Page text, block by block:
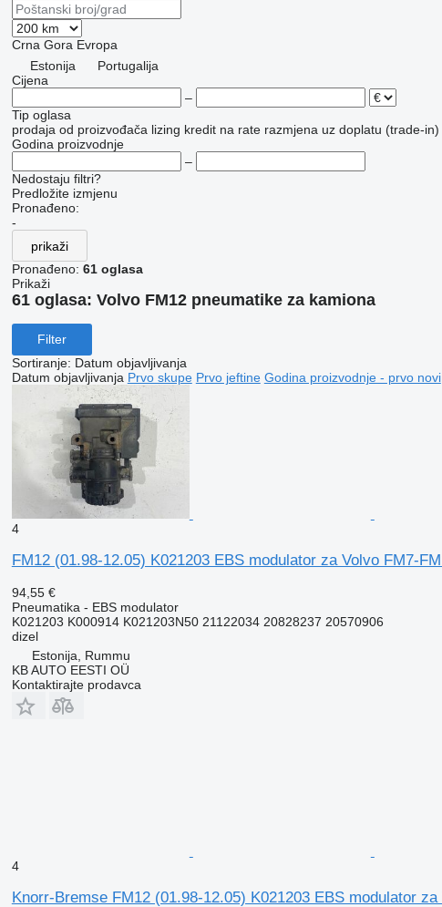
Crna Gora Evropa
Estonija
Portugalija
Cijena
–
Tip oglasa
prodaja od proizvođača lizing kredit na rate razmjena uz doplatu (trade-in)
Godina proizvodnje
–
Nedostaju filtri?
Predložite izmjenu
Pronađeno:
-
prikaži
Pronađeno: 61 oglasa
Prikaži
61 oglasa: Volvo FM12 pneumatikе za kamiona
Filter
Sortiranje: Datum objavljivanja
Datum objavljivanja Prvo skupe Prvo jeftine Godina proizvodnje - prvo novi
4
FM12 (01.98-12.05) K021203 EBS modulator za Volvo FM7-
94,55 €
Pneumatika - EBS modulator
K021203 K000914 K021203N50 21122034 20828237 20570906
dizel
Estonija, Rummu
KB AUTO EESTI OÜ
Kontaktirajte prodavca
4
Knorr-Bremse FM12 (01.98-12.05) K021203 EBS modulator